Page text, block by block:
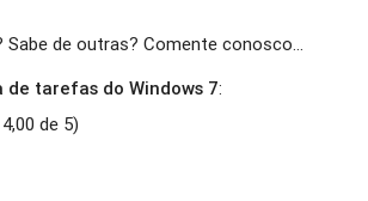
Sabe de outras? Comente conosco…
tarefas do Windows 7:
4,00 de 5)